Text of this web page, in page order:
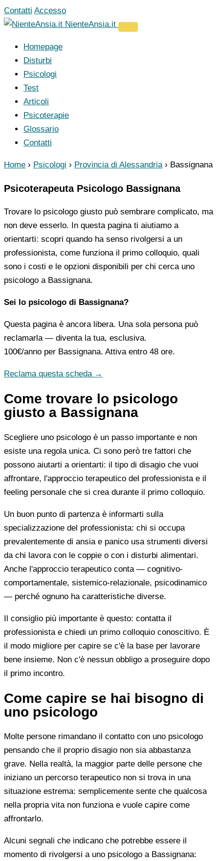
Vai
al
Contatti Accesso
NienteAnsia.it
Homepage
Disturbi
Psicologi
Test
Articoli
Psicoterapie
Glossario
Contatti
Home › Psicologi › Provincia di Alessandria › Bassignana
Psicoterapeuta Psicologo Bassignana
Trovare lo psicologo giusto può sembrare complicato, ma
non deve esserlo. In questa pagina ti aiutiamo a
orientarti: scopri quando ha senso rivolgersi a un
professionista, come funziona il primo colloquio, quali
sono i costi e le opzioni disponibili per chi cerca uno
psicologo a Bassignana.
Sei lo psicologo di Bassignana?
Questa pagina è ancora libera. Una sola persona può
reclamarla — diventa la tua, esclusiva.
100€/anno per Bassignana. Attiva entro 48 ore.
Reclama questa scheda →
Come trovare lo psicologo
giusto a Bassignana
Scegliere uno psicologo è un passo importante e non
esiste una regola unica. Ci sono però tre fattori che
possono aiutarti a orientarti: il tipo di disagio che vuoi
affrontare, l'approccio terapeutico del professionista e il
feeling personale che si crea durante il primo colloquio.
Un buon punto di partenza è informarti sulla
specializzazione del professionista: chi si occupa
prevalentemente di ansia e panico usa strumenti diversi
da chi lavora con le coppie o con i disturbi alimentari.
Anche l'approccio terapeutico conta — cognitivo-
comportamentale, sistemico-relazionale, psicodinamico
— perché ognuno ha caratteristiche diverse.
Il consiglio più importante è questo: contatta il
professionista e chiedi un primo colloquio conoscitivo. È
il modo migliore per capire se c'è la base per lavorare
bene insieme. Non c'è nessun obbligo a proseguire dopo
il primo incontro.
Come capire se hai bisogno di
uno psicologo
Molte persone rimandano il contatto con uno psicologo
pensando che il proprio disagio non sia abbastanza
grave. Nella realtà, la maggior parte delle persone che
iniziano un percorso terapeutico non si trova in una
situazione estrema: semplicemente sente che qualcosa
nella propria vita non funziona e vuole capire come
affrontarlo.
Alcuni segnali che indicano che potrebbe essere il
momento di rivolgersi a uno psicologo a Bassignana: